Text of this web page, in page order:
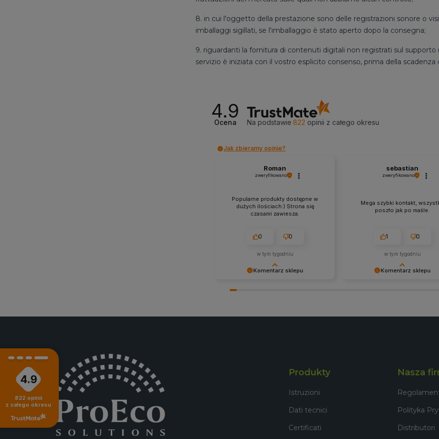
8. in cui l'oggetto della prestazione sono delle registrazioni sonore o
imballaggi sigillati, se l'imballaggio è stato aperto dopo la consegna;
9. riguardanti la fornitura di contenuti digitali non registrati sul
servizio è iniziata con il vostro esplicito consenso, prima della
4.9
Ocena Na podstawie 822 opinii z całego okresu
Jak zbieramy opinie?
Komentarz sklepu
Roman
zweryfikowano
Popularne produkty dostępne w
dużych ilościach:) Strona się
czasami zawiesza.
0 0
w tym tygodniu
Komentarz sklepu
sebastian
zweryfikowano
Mega szybki kontakt,
poszło jak po maśle.
1 0
w tym tygodniu
4.9
822 opinii
z całego okresu
Produkty
Istruzioni
Dati tecnici
Certificati
Nasza
Polityka
Distributori